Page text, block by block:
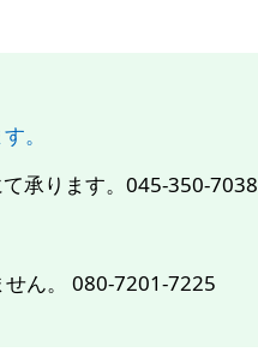
。
承ります。045-350-7038
ん。 080-7201-7225